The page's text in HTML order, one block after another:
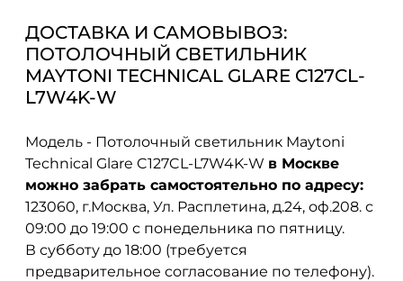
ДОСТАВКА И САМОВЫВОЗ:
ПОТОЛОЧНЫЙ СВЕТИЛЬНИК
MAYTONI TECHNICAL GLARE C127CL-
L7W4K-W
Модель - Потолочный светильник Maytoni
Technical Glare C127CL-L7W4K-W в Москве
можно забрать самостоятельно по адресу:
123060, г.Москва, Ул. Расплетина, д.24, оф.208. с
09:00 до 19:00 с понедельника по пятницу.
В субботу до 18:00 (требуется
предварительное согласование по телефону).